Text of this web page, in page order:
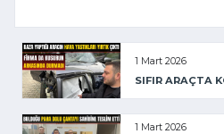
1 Mart 2026
SIFIR ARAÇTA
1 Mart 2026